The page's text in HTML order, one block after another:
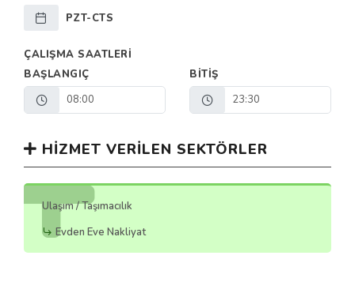
PZT-CTS
ÇALIŞMA SAATLERI
BAŞLANGIÇ
08:00
BITIŞ
23:30
HIZMET VERILEN SEKTÖRLER
Ulaşım / Taşımacılık
Evden Eve Nakliyat